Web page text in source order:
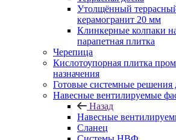
Утолщённый
керамогранит 20 мм
Клинкерные колпаки
парапетная плитка
Черепица
Кислотоупорная плитка
назначения
Готовые системные решения
Навесные вентилируемые
Назад
Навесные
Сланец